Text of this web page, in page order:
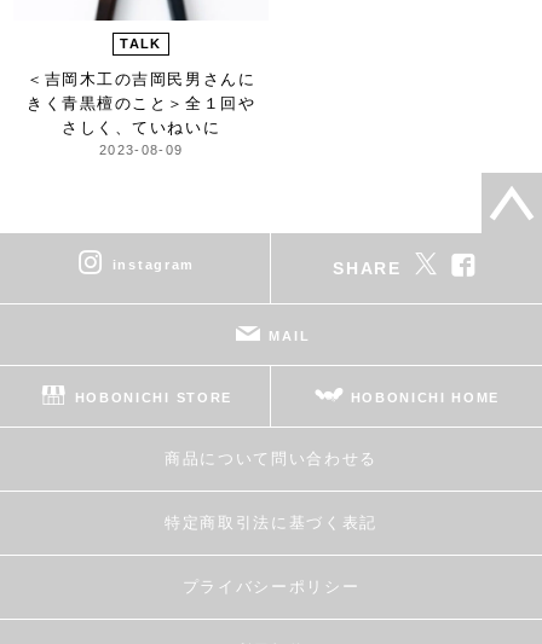
TALK
＜吉岡木工の吉岡民男さんに
きく青黒檀のこと＞ 全１回や
さしく、ていねいに
2023-08-09
instagram SHARE
MAIL
HOBONICHI STORE HOBONICHI HOME
商品について問い合わせる
特定商取引法に基づく表記
プライバシーポリシー